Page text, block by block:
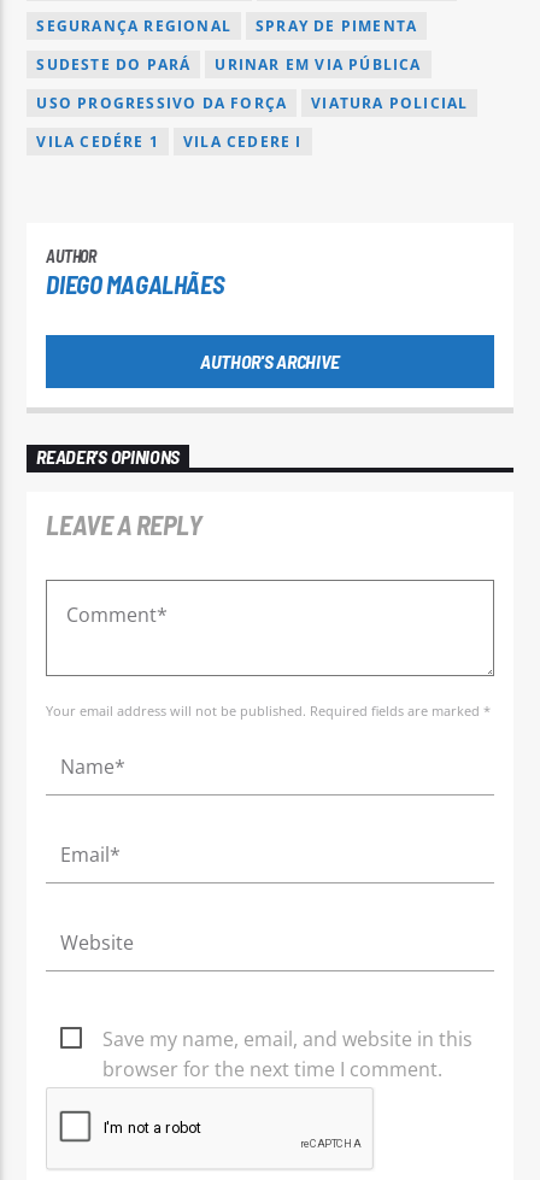
SEGURANÇA REGIONAL
SPRAY DE PIMENTA
SUDESTE DO PARÁ
URINAR EM VIA PÚBLICA
USO PROGRESSIVO DA FORÇA
VIATURA POLICIAL
VILA CEDÉRE 1
VILA CEDERE I
AUTHOR
DIEGO MAGALHÃES
AUTHOR'S ARCHIVE
READER'S OPINIONS
LEAVE A REPLY
Your email address will not be published. Required fields are marked *
Save my name, email, and website in this
browser for the next time I comment.